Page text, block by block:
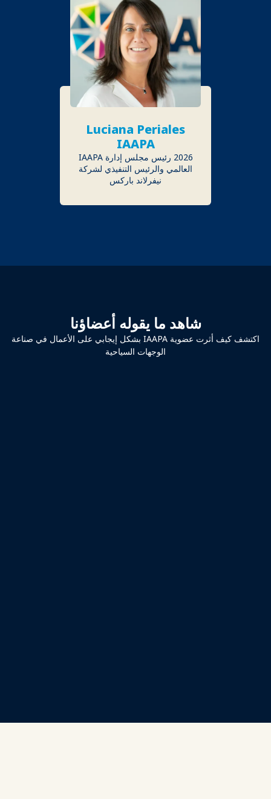
Luciana Periales
IAAPA
2026 رئيس مجلس إدارة IAAPA
العالمي والرئيس التنفيذي لشركة
نيفرلاند باركس
شاهد ما يقوله أعضاؤنا
اكتشف كيف أثرت عضوية IAAPA بشكل إيجابي على الأعمال في صناعة
الوجهات السياحية